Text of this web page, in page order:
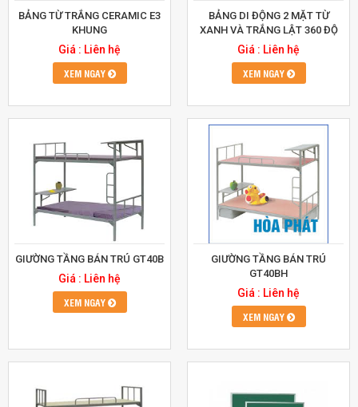
BẢNG TỪ TRẮNG CERAMIC E3
KHUNG
Giá : Liên hệ
XEM NGAY
BẢNG DI ĐỘNG 2 MẶT TỪ
XANH VÀ TRẮNG LẬT 360 ĐỘ
Giá : Liên hệ
XEM NGAY
GIƯỜNG TẦNG BÁN TRÚ GT40B
Giá : Liên hệ
XEM NGAY
GIƯỜNG TẦNG BÁN TRÚ
GT40BH
Giá : Liên hệ
XEM NGAY